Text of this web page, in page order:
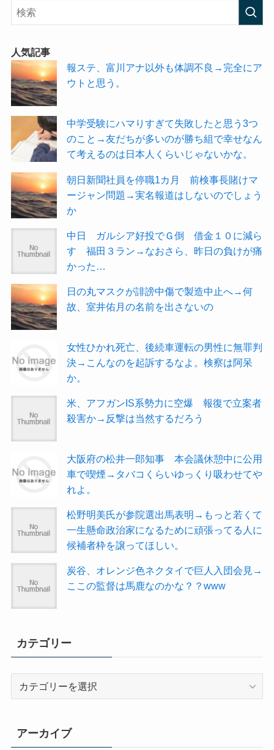
人気記事
報ステ、富川アナ以外も体調不良→完全にア
ウトと思う。
中学受験にハマりすぎて失敗したと思う3つ
のこと→友だちが多いのが勝ち組で幸せなん
て考えるのは日本人くらいじゃないかな。
朝日新聞社員を停職1カ月 前検事長賭けマ
ージャン問題→実名報道はしないのでしょう
か
中日 ガルシア好投でＧ倒 借金１０に減ら
す 福田３ラン→なおさら、昨日の負けが痛
かった…
日の丸マスクが誹謗中傷で製造中止へ→何
故、室井佑月の名前を出さないの
女性ひかれ死亡、後続車運転の男性に無罪判
決→こんなのを起訴するなよ。検察は阿呆
か。
米、アフガンIS系勢力に空爆 報復で立案者
殺害か→反撃は当然するだろう
大阪府の松井一郎知事 本会議休憩中に公用
車で喫煙→タバコくらいゆっくり吸わせてや
れよ。
松野明美氏が参院選出馬表明→もっと若くて
一生懸命政治家になるために頑張ってる人に
候補者枠を譲ってほしい。
炭谷、オレンジ色ネクタイで巨人入団会見→
ここの監督は馬鹿なのかな？？www
カテゴリー
ー
アーカイブ